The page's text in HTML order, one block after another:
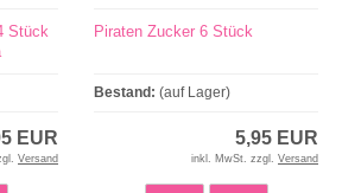
Stück
EUR
Versand
Piraten Zucker 6 Stück
Bestand: (auf Lager)
5,95 EUR
inkl. MwSt. zzgl. Versand